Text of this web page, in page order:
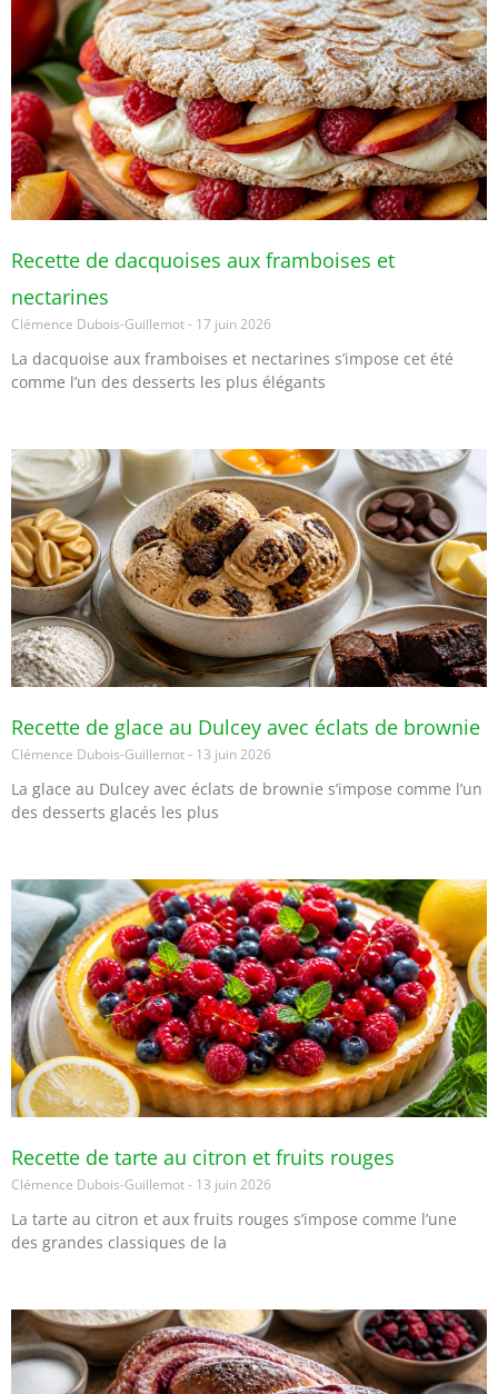
Recette de dacquoises aux framboises et
nectarines
Clémence Dubois-Guillemot 17 juin 2026
La dacquoise aux framboises et nectarines s’impose cet été
comme l’un des desserts les plus élégants
Recette de glace au Dulcey avec éclats de brownie
Clémence Dubois-Guillemot 13 juin 2026
La glace au Dulcey avec éclats de brownie s’impose comme l’un
des desserts glacés les plus
Recette de tarte au citron et fruits rouges
Clémence Dubois-Guillemot 13 juin 2026
La tarte au citron et aux fruits rouges s’impose comme l’une
des grandes classiques de la